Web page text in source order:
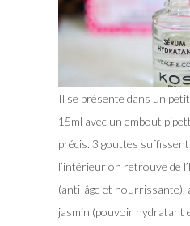
Il se présente dans un
15ml avec un embout
précis. 3 gouttes suffissent
l’intérieur on retrouve de
(anti-âge et nourrissante),
jasmin (pouvoir hydratant